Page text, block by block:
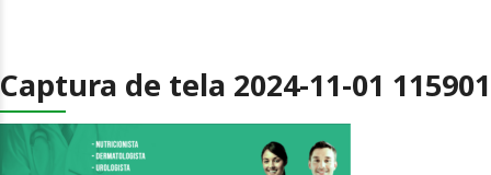
Captura de tela 2024-11-01 115901